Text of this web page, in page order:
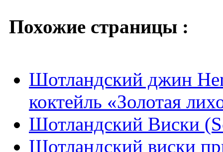
Похожие страницы :
Шотландский джин
коктейль «Золотая
Шотландский Виски
Шотландский виски